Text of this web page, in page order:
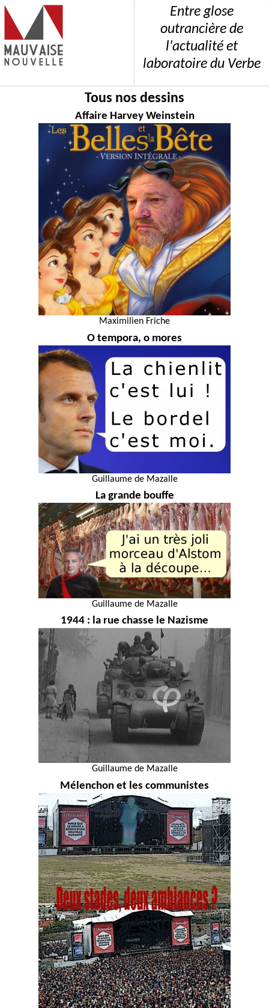
Entre glose
outrancière de
l'actualité et
laboratoire du Verbe
Tous nos dessins
Affaire Harvey Weinstein
Maximilien Friche
O tempora, o mores
Guillaume de Mazalle
La grande bouffe
Guillaume de Mazalle
1944 : la rue chasse le Nazisme
Guillaume de Mazalle
Mélenchon et les communistes